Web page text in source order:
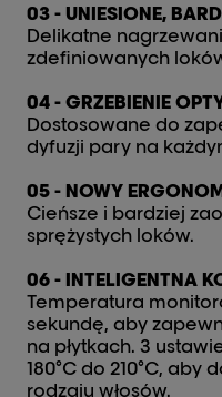
03 - UNIESIONE,
Delikatne
zdefiniowanych
04 - GRZEBIENIE
Dostosowane do
dyfuzji pary na
05 - NOWY
Cieńsze i bardziej
sprężystych loków.
06 - INTELIGENTNA
Temperatura
sekundę, aby
na płytkach. 3
180°C do 210°C,
rodzaju włosów.